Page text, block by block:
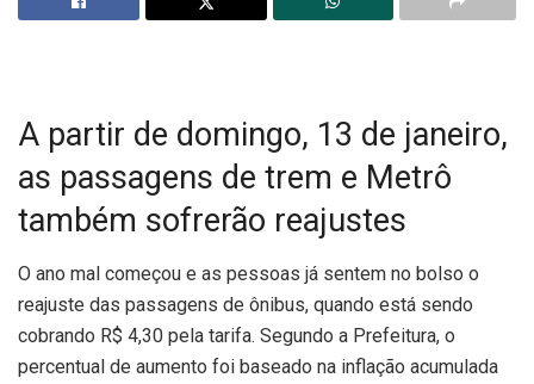
A partir de domingo, 13 de janeiro,
as passagens de trem e Metrô
também sofrerão reajustes
O ano mal começou e as pessoas já sentem no bolso o
reajuste das passagens de ônibus, quando está sendo
cobrando R$ 4,30 pela tarifa. Segundo a Prefeitura, o
percentual de aumento foi baseado na inflação acumulada